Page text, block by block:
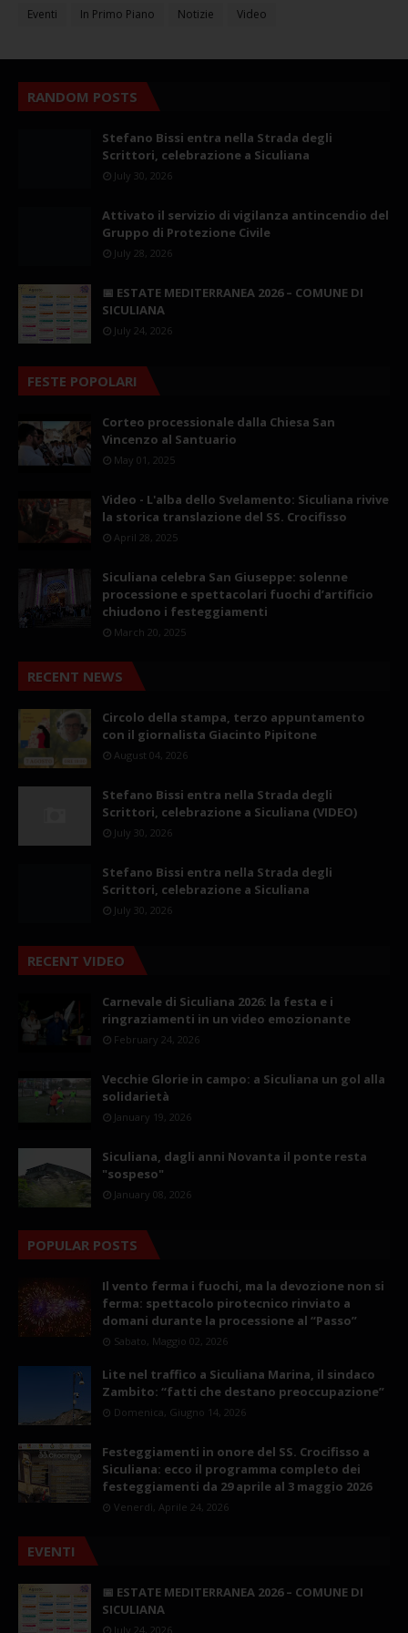
Eventi In Primo Piano Notizie Video
RANDOM POSTS
Stefano Bissi entra nella Strada degli
Scrittori, celebrazione a Siculiana
July 30, 2026
Attivato il servizio di vigilanza antincendio del
Gruppo di Protezione Civile
July 28, 2026
📅 ESTATE MEDITERRANEA 2026 – COMUNE DI
SICULIANA
July 24, 2026
FESTE POPOLARI
Corteo processionale dalla Chiesa San
Vincenzo al Santuario
May 01, 2025
Video - L'alba dello Svelamento: Siculiana rivive
la storica translazione del SS. Crocifisso
April 28, 2025
Siculiana celebra San Giuseppe: solenne
processione e spettacolari fuochi d’artificio
chiudono i festeggiamenti
March 20, 2025
RECENT NEWS
Circolo della stampa, terzo appuntamento
con il giornalista Giacinto Pipitone
August 04, 2026
Stefano Bissi entra nella Strada degli
Scrittori, celebrazione a Siculiana (VIDEO)
July 30, 2026
Stefano Bissi entra nella Strada degli
Scrittori, celebrazione a Siculiana
July 30, 2026
RECENT VIDEO
Carnevale di Siculiana 2026: la festa e i
ringraziamenti in un video emozionante
February 24, 2026
Vecchie Glorie in campo: a Siculiana un gol alla
solidarietà
January 19, 2026
Siculiana, dagli anni Novanta il ponte resta
"sospeso"
January 08, 2026
POPULAR POSTS
Il vento ferma i fuochi, ma la devozione non si
ferma: spettacolo pirotecnico rinviato a
domani durante la processione al “Passo”
Sabato, Maggio 02, 2026
Lite nel traffico a Siculiana Marina, il sindaco
Zambito: “fatti che destano preoccupazione”
Domenica, Giugno 14, 2026
Festeggiamenti in onore del SS. Crocifisso a
Siculiana: ecco il programma completo dei
festeggiamenti da 29 aprile al 3 maggio 2026
Venerdì, Aprile 24, 2026
EVENTI
📅 ESTATE MEDITERRANEA 2026 – COMUNE DI
SICULIANA
July 24, 2026